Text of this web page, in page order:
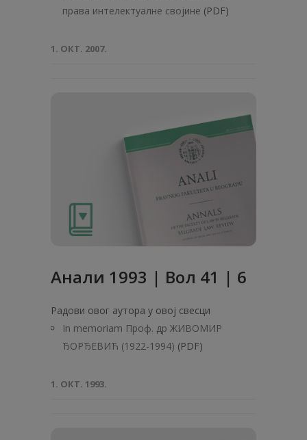
права интелектуалне својине (PDF)
1. ОКТ. 2007.
Анaли 1993 | Вол 41 | 6
Радови овог аутора у овој свесци
In memoriam Проф. др ЖИВОМИР
ЂОРЂЕВИЋ (1922-1994) (PDF)
1. ОКТ. 1993.